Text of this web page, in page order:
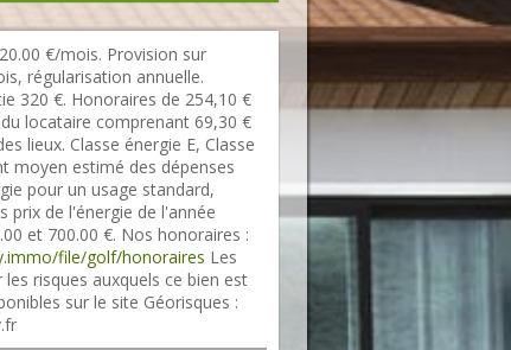
€/mois. Provision sur
régularisation annuelle.
320 €. Honoraires de 254,10 €
locataire comprenant 69,30 €
lieux. Classe énergie E, Classe
moyen estimé des dépenses
pour un usage standard,
prix de l'énergie de l'année
et 700.00 €. Nos honoraires :
file/golf/honoraires Les
risques auxquels ce bien est
sur le site Géorisques :